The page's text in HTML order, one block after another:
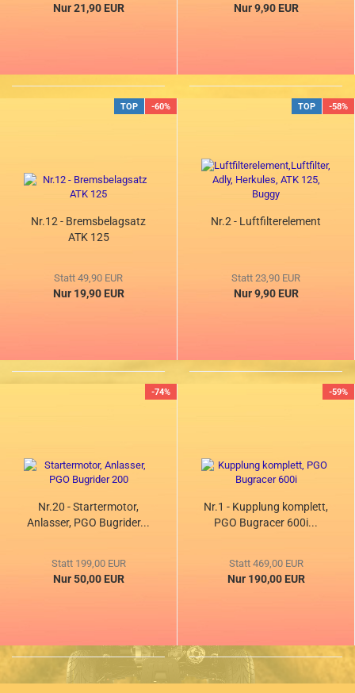
Nur 21,90 EUR Nur 9,90 EUR
TOP -60%
Nr.12 - Bremsbelagsatz
ATK 125
Statt 49,90 EUR
Nur 19,90 EUR
TOP -58%
Nr.2 - Luftfilterelement
Statt 23,90 EUR
Nur 9,90 EUR
-74%
Nr.20 - Startermotor,
Anlasser, PGO Bugrider...
Statt 199,00 EUR
Nur 50,00 EUR
-59%
Nr.1 - Kupplung komplett,
PGO Bugracer 600i...
Statt 469,00 EUR
Nur 190,00 EUR